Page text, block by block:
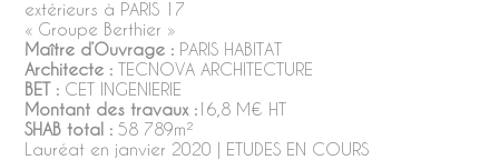
extérieurs à PARIS 17
« Groupe Berthier »
Maître d’Ouvrage : PARIS HABITAT
Architecte : TECNOVA ARCHITECTURE
BET : CET INGENIERIE
Montant des travaux : 16,8 M€ HT
SHAB total : 58 789m²
Lauréat en janvier 2020 | ETUDES EN COURS